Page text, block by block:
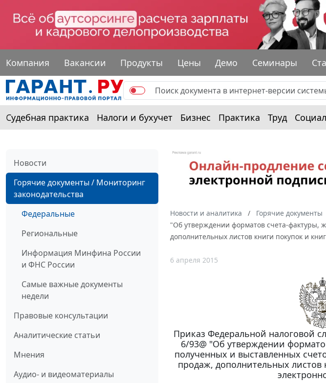
Компания Вакансии Продукты Цены Демо Семинары
Судебная практика Налоги и бухучет Бизнес Практика Труд
Новости
Горячие документы / Мониторинг
законодательства
Федеральные
Региональные
Информация Минфина России
и ФНС России
Самые важные документы
недели
Правовые консультации
Аналитические статьи
Мнения
Аудио- и видеоматериалы
Новости и аналитика Горячие документы
"Об утверждении форматов счета-фактуры,
дополнительных листов книги покупок и
6 апреля 2015
Приказ Федеральной налоговой
6/93@ "Об утверждении
полученных и выставленных
продаж, дополнительных